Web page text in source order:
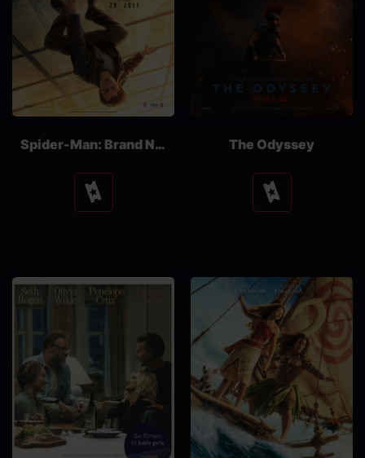
Spider-Man: Brand New Day
Se
tider
The Odyssey
Se
tider